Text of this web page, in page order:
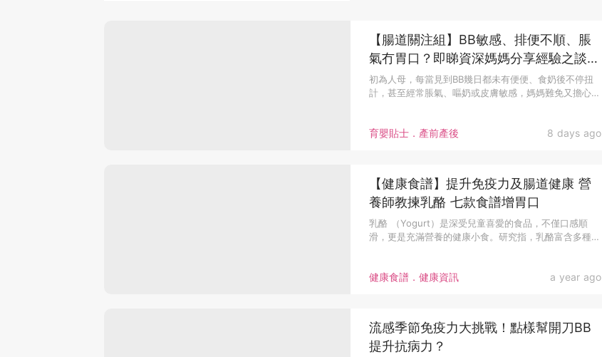
育嬰貼士．產前產後 8 days ago
【腸道關注組】BB敏感、排便不順、脹
氣冇胃口？即睇資深媽媽分享經驗之談
輕鬆解決湊B煩惱
初為人母，每當見到BB幾日都未有便便、食奶後不停扭
計，甚至經常脹氣、嘔奶或皮膚敏感，媽媽難免又擔心又
健康食譜．健康資訊 a year ago
【健康食譜】提升免疫力及腸道健康 營
養師教揀乳酪 七款食譜增胃口
乳酪 （Yogurt）是深受兒童喜愛的食品，不僅口感順
滑，更是充滿營養的健康小食。研究指，乳酪富含多種必
流感季節免疫力大挑戰！點樣幫開刀BB
提升抗病力？